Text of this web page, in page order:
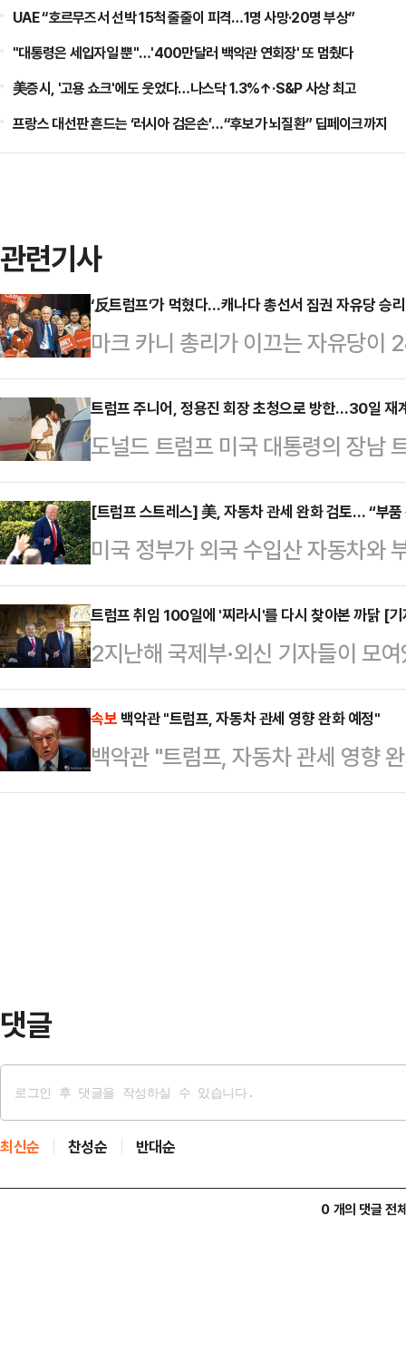
UAE “호르무즈서 선박 15척 줄줄이 피격…1명 사망·20명 부상”
"대통령은 세입자일 뿐"…'400만달러 백악관 연회장' 또 멈췄다
美증시, '고용 쇼크'에도 웃었다…나스닥 1.3%↑·S&P 사상 최고
프랑스 대선판 흔드는 ‘러시아 검은손’…“후보가 뇌질환” 딥페이크까지
관련기사
‘反트럼프’가 먹혔다…캐나다 총선서 집권 자유당 승리
마크 카니 총리가 이끄는 자유당이
불과 몇달 만에 압도적 열세를 뒤집
트럼프 미국 대통령이 캐나다 제품
드러내면서 캐나다인들의 애국심
CBC방송 등에 따르면 자유당은
를 득표해 보수당(41.4%)을 누르
석 수는 168석인 만큼 단독 과반
전망이다.…
트럼프 주니어, 정용진 회장 초청으로 방한…30일 재
도널드 트럼프 미국 대통령의 장남
다. 정용진 신세계그룹 회장의 초청
안 국내 주요 대기업 총수들과 릴레
이날 오후 6시25분쯤 김포비즈니
다. 트럼프 주니어가 탄 전세기 비
후 4시45분이었으나 출발이 다소
량 늦게 도착했다.검은색 모자를 쓰
편안한 복장의 트럼프 …
[트럼프 스트레스] 美, 자동차 관세 완화 검토… “부품
미국 정부가 외국 수입산 자동차와
로 알려졌다. 자동차 고율관세로 생
내 자동차 업계의 우려가 반영됐다
(WSJ)에 따르면 관세 문제에 정통
통령이 외국산 완성차에 부과한
에 대한 다른 관세와 중복 부과하지
침”이라고 밝혔다. 이번 조치는 소
환급할 것으로 전해졌다…
트럼프 취임 100일에 '찌라시'를 다시 찾아본 까닭 [
2지난해 국제부·외신 기자들이 모
프 미국 대통령이 3선을 준비하고
는 정보들, 특히 해외 관련해서는
읽지 않았지만 얼마 전 해당 찌라시
엔 말도 안 된다고 생각했던 일이 '
속보 백악관 "트럼프, 자동차 관세 영향 완화 예정"
백악관 "트럼프, 자동차 관세 영향
댓글
최신순 찬성순 반대순
0 개의 댓글 전